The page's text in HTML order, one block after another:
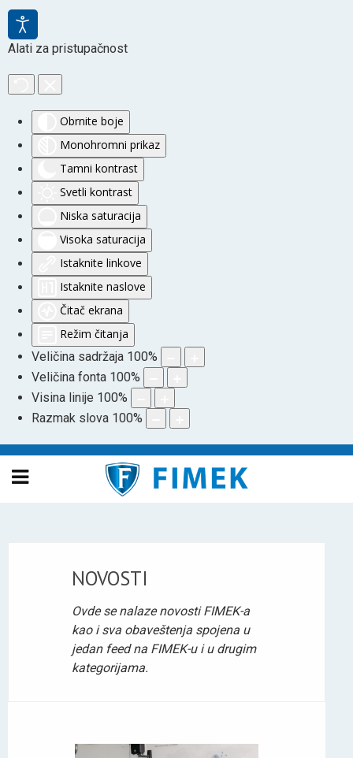
Alati za pristupačnost
Obrnite boje
Monohromni prikaz
Tamni kontrast
Svetli kontrast
Niska saturacija
Visoka saturacija
Istaknite linkove
Istaknite naslove
Čitač ekrana
Režim čitanja
Veličina sadržaja 100%
Veličina fonta 100%
Visina linije 100%
Razmak slova 100%
NOVOSTI
Ovde se nalaze novosti FIMEK-a
kao i sva obaveštenja spojena u
jedan feed na FIMEK-u i u drugim
kategorijama.